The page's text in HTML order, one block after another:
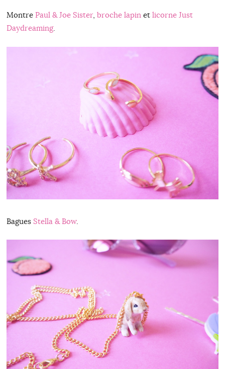
Montre Paul & Joe Sister, broche lapinet licorne Just
Daydreaming.
Bagues Stella & Bow.